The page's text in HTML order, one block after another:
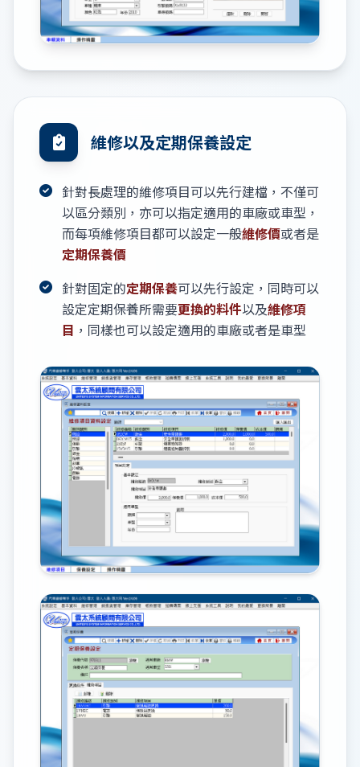
維修以及定期保養設定
針對長處理的維修項目可以先行建檔，不僅可
以區分類別，亦可以指定適用的車廠或車型，
而每項維修項目都可以設定一般維修價或者是
定期保養價
針對固定的定期保養可以先行設定，同時可以
設定定期保養所需要更換的料件以及維修項
目 ，同樣也可以設定適用的車廠或者是車型